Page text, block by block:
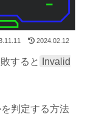
2024.02.12
すると
Invalid
判定する方法